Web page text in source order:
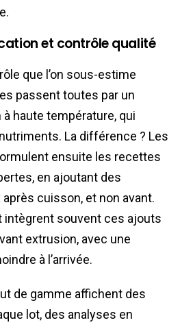
et contrôle qualité
que l’on sous-estime
passent toutes par un
haute température, qui
La différence ? Les
ensuite les recettes
en ajoutant des
cuisson, et non avant.
intègrent souvent ces ajouts
extrusion, avec une
à l’arrivée.
de gamme affichent des
lot, des analyses en